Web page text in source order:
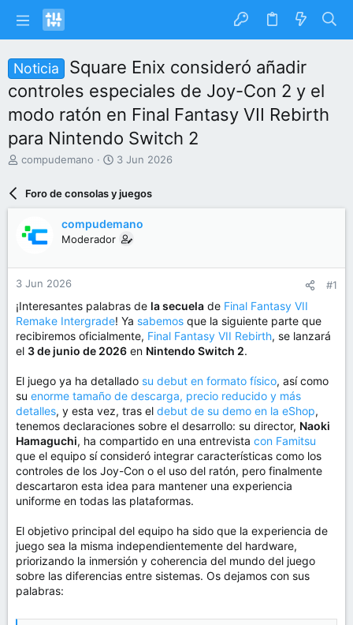
Noticia
Square Enix consideró añadir
controles especiales de Joy-Con 2 y el
modo ratón en Final Fantasy VII Rebirth
para Nintendo Switch 2
I
a
r
d
e
l
t
e
m
compudemano
F
c
h
d
e
n
i
o
3 Jun 2026
Foro de consolas y juegos
compudemano
Moderador
3 Jun 2026 #1
¡Interesantes palabras de la secuela de Final Fantasy VII
Remake Intergrade! Ya sabemos que la siguiente parte que
recibiremos oficialmente, Final Fantasy VII Rebirth, se lanzará
el 3 de junio de 2026 en Nintendo Switch 2.
El juego ya ha detallado su debut en formato físico, así como
su enorme tamaño de descarga, precio reducido y más
detalles, y esta vez, tras el debut de su demo en la eShop,
tenemos declaraciones sobre el desarrollo: su director, Naoki
Hamaguchi, ha compartido en una entrevista con Famitsu
que el equipo sí consideró integrar características como los
controles de los Joy-Con o el uso del ratón, pero finalmente
descartaron esta idea para mantener una experiencia
uniforme en todas las plataformas.
El objetivo principal del equipo ha sido que la experiencia de
juego sea la misma independientemente del hardware,
priorizando la inmersión y coherencia del mundo del juego
sobre las diferencias entre sistemas. Os dejamos con sus
palabras: